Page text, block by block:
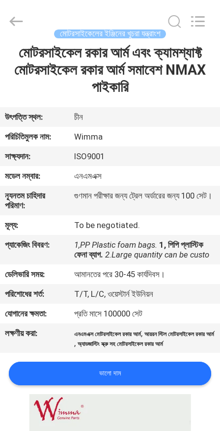
ভিডিও
সম্বন্ধে
কারখানা
গুণমান
খবর
একটি
অনুরোধ
করুন
সাইটম্যাপ
Parts
Reserved.
মোটরসাইকেলের ইঞ্জিনের খুচরা যন্ত্রাংশ
মোটরসাইকেল রকার আর্ম এবং ক্যামশ্যাফ্ট
মোটরসাইকেল রকার আর্ম সমাবেশ NMAX
পাইকারি
উৎপত্তি স্থল:
চীন
পরিচিতিমুলক নাম:
Wimma
সাক্ষ্যদান:
ISO9001
মডেল নম্বার:
এনএমএক্স
ন্যূনতম চাহিদার
পরিমাণ:
গুণমান পরীক্ষার জন্য ট্রেল অর্ডারের জন্য 100 সেট।
মূল্য:
To be negotiated.
প্যাকেজিং বিবরণ:
1,PP Plastic foam bags. 1, পিপি প্লাস্টিক
ফেনা ব্যাগ. 2.Large quantity can be custo
ডেলিভারি সময়:
আমানতের পরে 30-45 কার্যদিবস।
পরিশোধের শর্ত:
T/T, L/C, ওয়েস্টার্ন ইউনিয়ন
যোগানের ক্ষমতা:
প্রতি মাসে 100000 সেট
লক্ষণীয় করা:
এনএমএক্স মোটরসাইকেল রকার আর্ম,আয়রন স্টিল মোটরসাইকেল রকার আর্ম
,অ্যাডজাস্টিং স্ক্রু সহ মোটরসাইকেল রকার আর্ম
ভালো দাম